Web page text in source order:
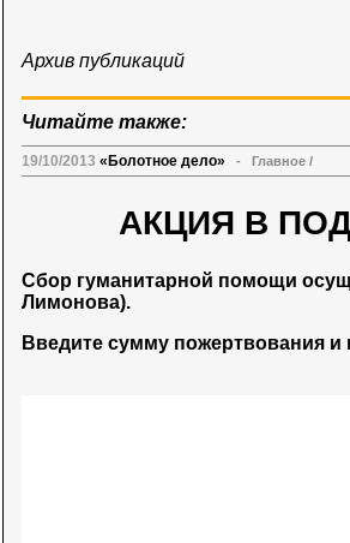
Архив публикаций
Читайте также:
19/10/2013 «Болотное дело» - Главное /
АКЦИЯ В
Сбор гуманитарной помощи
Лимонова).
Введите сумму пожертвования